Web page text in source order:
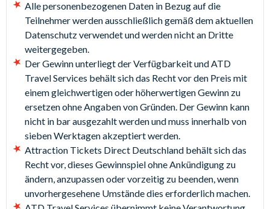
Alle personenbezogenen Daten in Bezug auf die
Teilnehmer werden ausschließlich gemäß dem aktuellen
Datenschutz verwendet und werden nicht an Dritte
weitergegeben.
Der Gewinn unterliegt der Verfügbarkeit und ATD
Travel Services behält sich das Recht vor den Preis mit
einem gleichwertigen oder höherwertigen Gewinn zu
ersetzen ohne Angaben von Gründen. Der Gewinn kann
nicht in bar ausgezahlt werden und muss innerhalb von
sieben Werktagen akzeptiert werden.
Attraction Tickets Direct Deutschland behält sich das
Recht vor, dieses Gewinnspiel ohne Ankündigung zu
ändern, anzupassen oder vorzeitig zu beenden, wenn
unvorhergesehene Umstände dies erforderlich machen.